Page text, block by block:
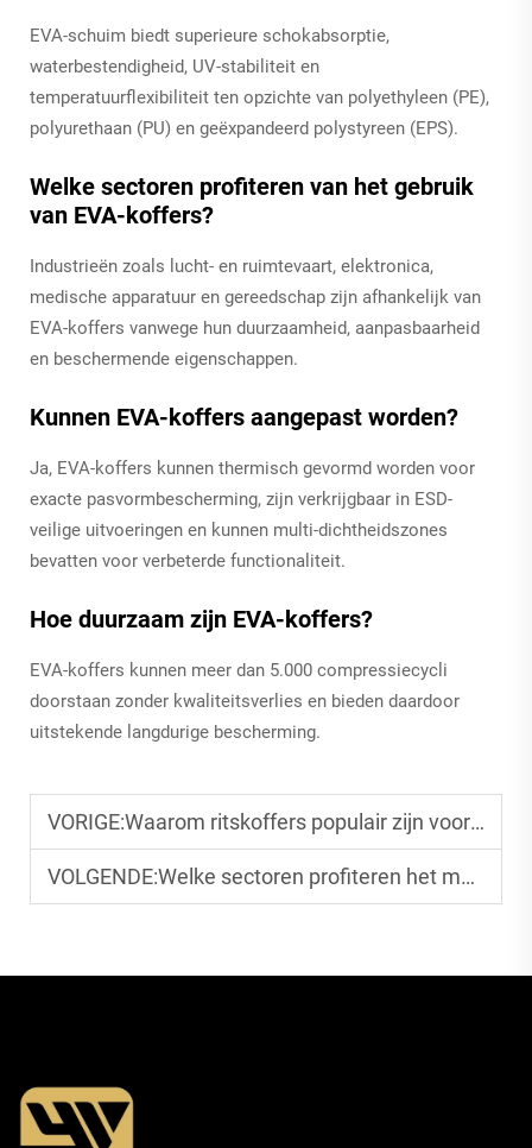
EVA-schuim biedt superieure schokabsorptie,
waterbestendigheid, UV-stabiliteit en
temperatuurflexibiliteit ten opzichte van polyethyleen (PE),
polyurethaan (PU) en geëxpandeerd polystyreen (EPS).
Welke sectoren profiteren van het gebruik
van EVA-koffers?
Industrieën zoals lucht- en ruimtevaart, elektronica,
medische apparatuur en gereedschap zijn afhankelijk van
EVA-koffers vanwege hun duurzaamheid, aanpasbaarheid
en beschermende eigenschappen.
Kunnen EVA-koffers aangepast worden?
Ja, EVA-koffers kunnen thermisch gevormd worden voor
exacte pasvormbescherming, zijn verkrijgbaar in ESD-
veilige uitvoeringen en kunnen multi-dichtheidszones
bevatten voor verbeterde functionaliteit.
Hoe duurzaam zijn EVA-koffers?
EVA-koffers kunnen meer dan 5.000 compressiecycli
doorstaan zonder kwaliteitsverlies en bieden daardoor
uitstekende langdurige bescherming.
VORIGE:Waarom ritskoffers populair zijn voor dagelijks opslaan
VOLGENDE:Welke sectoren profiteren het meest van EVA-verpakking